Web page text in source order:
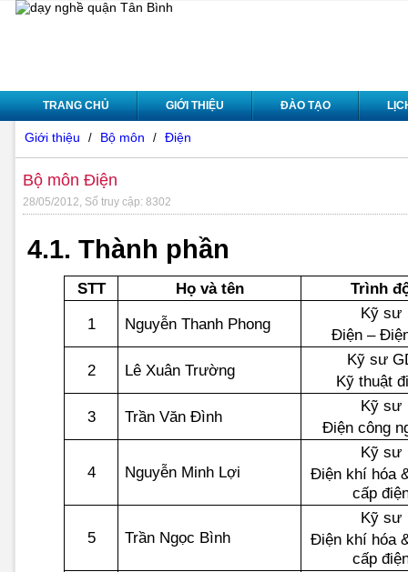
TRANG CHỦ GIỚI THIỆU ĐÀO TẠO
Giới thiệu / Bộ môn / Điện
Bộ môn Điện
28/05/2012, Số truy cập: 8302
4.1. Thành phần
STT Họ và tên
Trình
1
Nguyễn Thanh Phong
Kỹ sư
Điện –
2
Lê Xuân Trường
Kỹ sư
Kỹ thuật
3
Trần Văn Đình
Kỹ sư
Điện công
4 Nguyễn Minh Lợi
Kỹ sư
Điện khí hóa
cấp
5 Trần Ngọc Bình
Kỹ sư
Điện khí hóa
cấp